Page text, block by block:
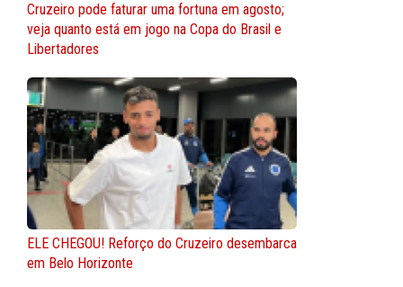
Cruzeiro pode faturar uma fortuna em agosto;
veja quanto está em jogo na Copa do Brasil e
Libertadores
ELE CHEGOU! Reforço do Cruzeiro desembarca
em Belo Horizonte